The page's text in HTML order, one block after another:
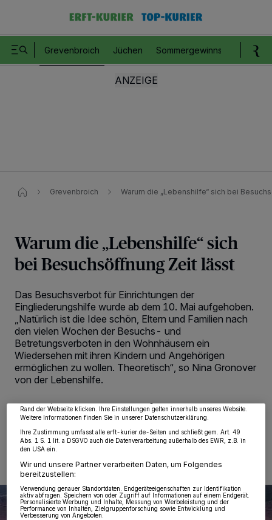
Grevenbroich Jüchen Sommergewinnspiel
Grevenbroich Warum die „Lebenshilfe“ sich bei
Warum die „Lebenshilfe“ sich
bei Besuchsöffnung Zeit lässt
Das Besuchsverbot für Einrichtungen der
Eingliederungshilfe wurde ab dem 10. Mai aufgehoben.
„Natürlich ist die Idee schön, Eltern und Familien nach
den vielen Wochen der Besuchs- und
Betretungsverboten in den Wohnhäusern ein
Wiedersehen mit ihren Kindern und Angehörigen
ermöglichen zu wollen. Theoretisch“, so Nina Gronover
von der Lebenshilfe.
26.05.2020 , 09:12 Uhr 2 Minuten Lesezeit
Wir und unsere 218-Partner speichern und greifen auf personenbezogene Daten
wie Browserdaten oder eindeutige Kennungen auf Ihrem Gerät zu. Durch Auswahl
von OK aktivieren Sie Tracking-Technologien für die unter „Wir und unsere
Partner verarbeiten Daten, um Ihnen Dienste bereitzustellen“ aufgeführten
Zwecke. Wenn Tracker deaktiviert sind, sind manche Inhalte und Anzeigen
möglicherweise nicht mehr so relevant für Sie. Sie können dieses Menü jederzeit
Rand der Webseite klicken. Ihre Einstellungen gelten innerhalb unseres Website.
Weitere Informationen finden Sie in unserer Datenschutzerklärung.
Ihre Zustimmung umfasst alle erft-kurier.de-Seiten und schließt gem. Art. 49
Abs. 1 S. 1 lit. a DSGVO auch die Datenverarbeitung außerhalb des EWR, z.B. in
den USA ein.
Wir und unsere Partner verarbeiten Daten, um Folgendes
bereitzustellen:
Verwendung genauer Standortdaten. Endgeräteeigenschaften zur Identifikation
aktiv abfragen. Speichern von oder Zugriff auf Informationen auf einem Endgerät.
Personalisierte Werbung und Inhalte, Messung von Werbeleistung und der
Performance von Inhalten, Zielgruppenforschung sowie Entwicklung und
Verbesserung von Angeboten.